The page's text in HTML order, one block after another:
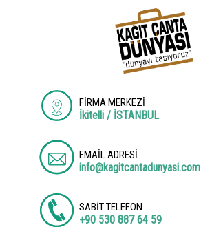
FİRMA MERKEZİ
İkitelli / İSTANBUL
EMAİL ADRESİ
info@kagitcantadunyasi.com
SABİT TELEFON
+90 530 887 64 59